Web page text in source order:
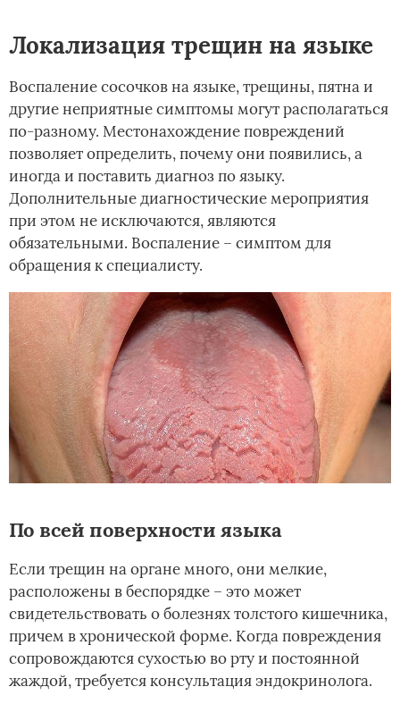
Локализация трещин на языке
Воспаление сосочков на языке, трещины, пятна и
другие неприятные симптомы могут располагаться
по-разному. Местонахождение повреждений
позволяет определить, почему они появились, а
иногда и поставить диагноз по языку.
Дополнительные диагностические мероприятия
при этом не исключаются, являются
обязательными. Воспаление – симптом для
обращения к специалисту.
По всей поверхности языка
Если трещин на органе много, они мелкие,
расположены в беспорядке – это может
свидетельствовать о болезнях толстого кишечника,
причем в хронической форме. Когда повреждения
сопровождаются сухостью во рту и постоянной
жаждой, требуется консультация эндокринолога.